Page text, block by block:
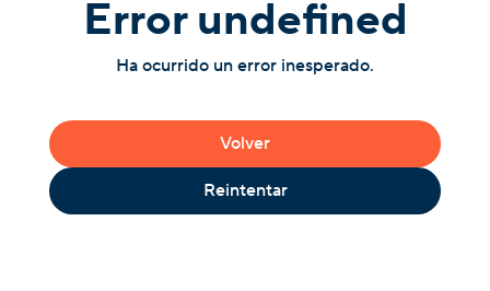
Error undefined
Ha ocurrido un error inesperado.
Volver
Reintentar